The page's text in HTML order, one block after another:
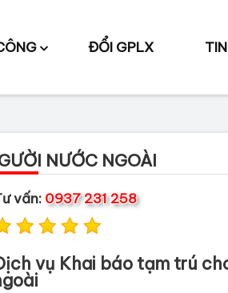
ĐỔI GPLX
NƯỚC NGOÀI
vấn: 0937 231 258
vụ Khai báo tạm trú